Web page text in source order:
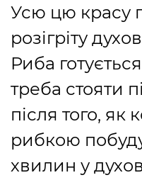
Усю цю красу
розігріту
Риба
треба стояти
після того,
рибкою
хвилин у